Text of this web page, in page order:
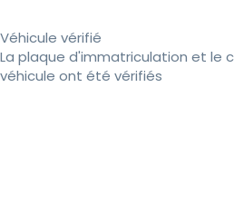
Véhicule vérifié
La plaque d'immatriculation et le
véhicule ont été vérifiés